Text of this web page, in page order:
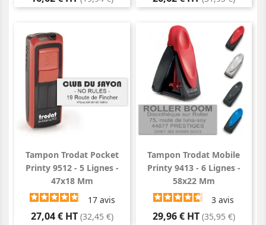
Tampon Trodat Pocket
Printy 9512 - 5 Lignes -
47x18 Mm
17 avis
Prix
27,04 € HT (32,45 €)
Tampon Trodat Mobile
Printy 9413 - 6 Lignes -
58x22 Mm
3avis
Prix
29,96 € HT (35,95 €)